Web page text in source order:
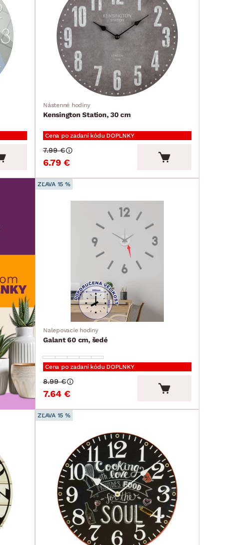
Nástenné hodiny
Kensington Station, 30 cm
Cena po zadaní kódu DOPLNKY
6.79 €
7.99 €
ZĽAVA 15 %
Nalepovacie hodiny
Galant 60 cm, šedé
Cena po zadaní kódu DOPLNKY
7.64 €
8.99 €
ZĽAVA 15 %